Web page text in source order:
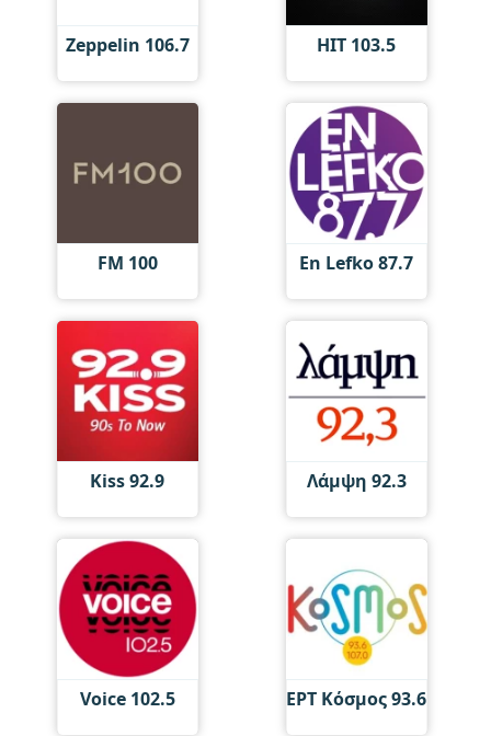
Zeppelin 106.7 HIT 103.5
FM 100 En Lefko 87.7
Kiss 92.9 Λάμψη 92.3
Voice 102.5 ΕΡΤ Κόσμος 93.6